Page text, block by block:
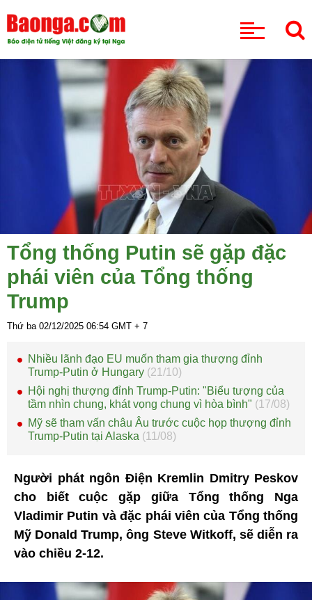
Tổng thống Putin sẽ gặp đặc
phái viên của Tổng thống
Trump
Thứ ba 02/12/2025 06:54 GMT + 7
Nhiều lãnh đạo EU muốn tham gia thượng đỉnh
Trump-Putin ở Hungary (21/10)
Hội nghị thượng đỉnh Trump-Putin: "Biểu tượng của
tầm nhìn chung, khát vọng chung vì hòa bình" (17/08)
Mỹ sẽ tham vấn châu Âu trước cuộc họp thượng đỉnh
Trump-Putin tại Alaska (11/08)
Người phát ngôn Điện Kremlin Dmitry Peskov
cho biết cuộc gặp giữa Tổng thống Nga
Vladimir Putin và đặc phái viên của Tổng thống
Mỹ Donald Trump, ông Steve Witkoff, sẽ diễn ra
vào chiều 2-12.